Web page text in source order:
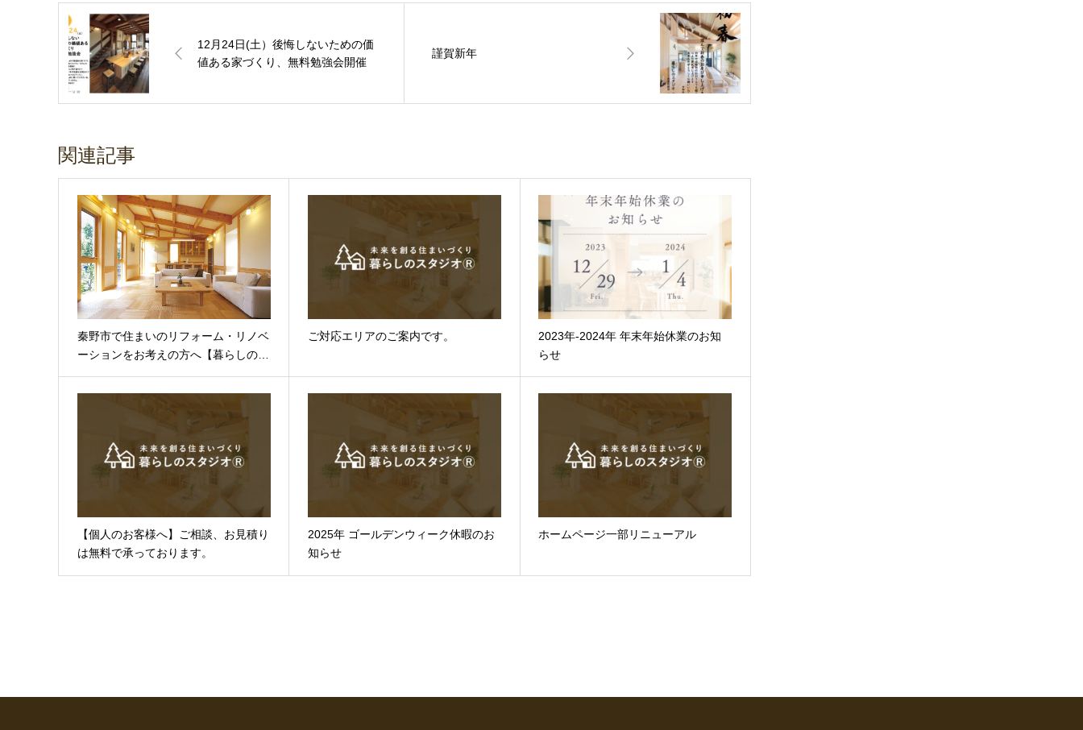
12月24日(土）後悔しないための価
値ある家づくり、無料勉強会開催
謹賀新年
関連記事
秦野市で住まいのリフォーム・リノベ
ーションをお考えの方へ【暮らしの…
ご対応エリアのご案内です。
2023年-2024年 年末年始休業のお知
らせ
【個人のお客様へ】ご相談、お見積り
は無料で承っております。
2025年 ゴールデンウィーク休暇のお
知らせ
ホームページ一部リニューアル